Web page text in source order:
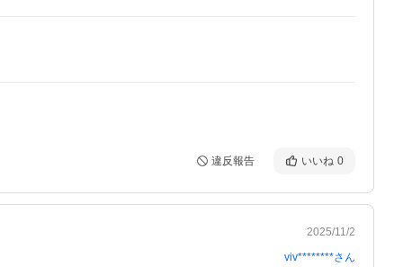
違反報告 いいね 0
2025/11/2
viv********さん